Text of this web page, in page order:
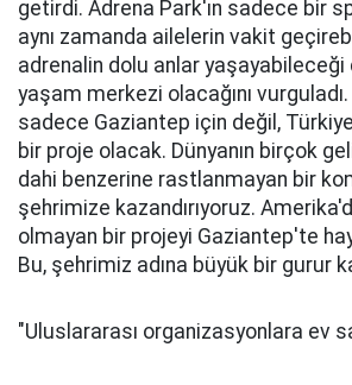
getirdi. Adrena Park'ın sadece bir
aynı zamanda ailelerin vakit
adrenalin dolu anlar yaşayabileceği
yaşam merkezi olacağını vurguladı.
sadece Gaziantep için değil,
bir proje olacak. Dünyanın birçok
dahi benzerine rastlanmayan bir
şehrimize kazandırıyoruz.
olmayan bir projeyi Gaziantep'te
Bu, şehrimiz adına büyük bir gurur
"Uluslararası organizasyonlara ev